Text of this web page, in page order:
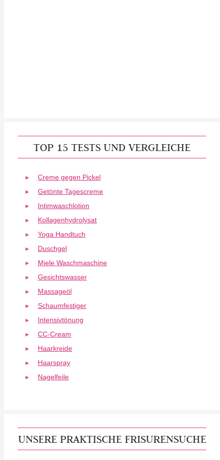
TOP 15 TESTS UND VERGLEICHE
Creme gegen Pickel
Getönte Tagescreme
Intimwaschlotion
Kollagenhydrolysat
Yoga Handtuch
Duschgel
Miele Waschmaschine
Gesichtswasser
Massageöl
Schaumfestiger
Intensivtönung
CC-Cream
Haarkreide
Haarspray
Nagelfeile
UNSERE PRAKTISCHE FRISURENSUCHE